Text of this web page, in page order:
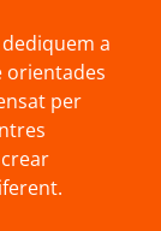
a
orientades
per